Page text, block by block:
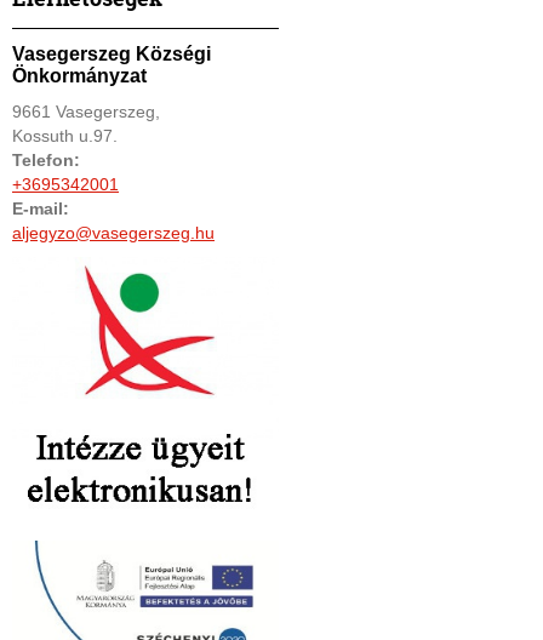
Vasegerszeg Községi
Önkormányzat
9661 Vasegerszeg,
Kossuth u.97.
Telefon:
+3695342001
E-mail:
aljegyzo@vasegerszeg.hu